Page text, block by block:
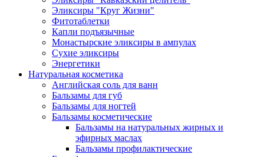
Эликсиры "Круг Жизни"
Фитотаблетки
Капли подъязычные
Монастырские эликсиры в ампулах
Сухие эликсиры
Энергетики
Натуральная косметика
Английская соль для ванн
Бальзамы для губ
Бальзамы для ногтей
Бальзамы косметические
Бальзамы на натуральных жирных и
эфирных маслах
Бальзамы профилактические